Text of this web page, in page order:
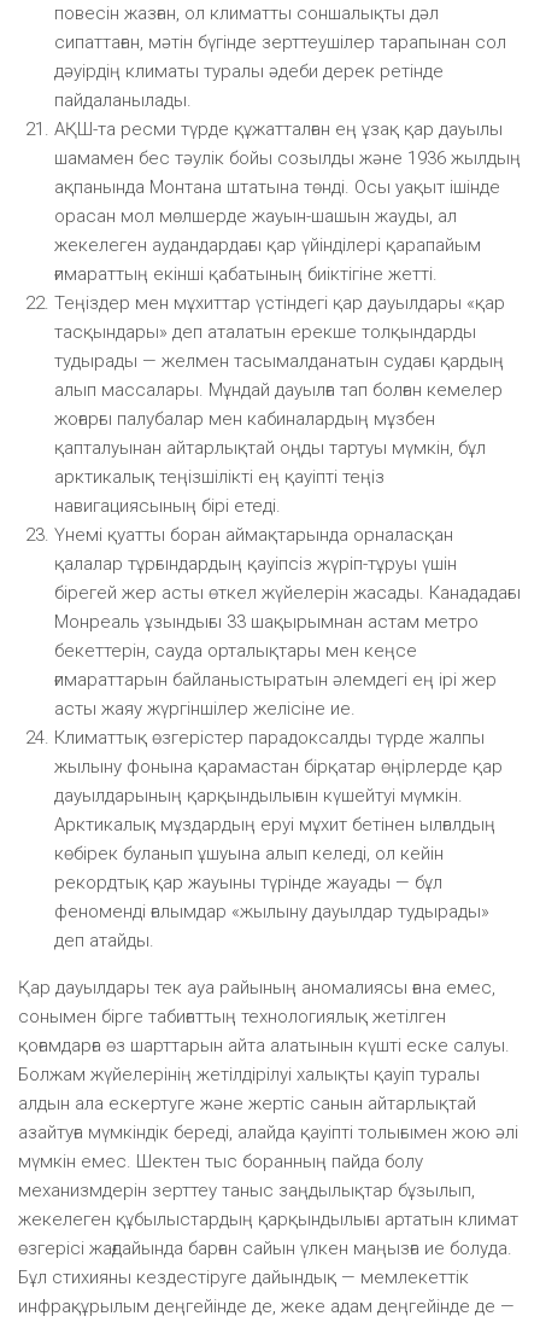
повесін жазған, ол климатты соншалықты дәл
сипаттаған, мәтін бүгінде зерттеушілер тарапынан сол
дәуірдің климаты туралы әдеби дерек ретінде
пайдаланылады.
АҚШ-та ресми түрде құжатталған ең ұзақ қар дауылы
шамамен бес тәулік бойы созылды және 1936 жылдың
ақпанында Монтана штатына төнді. Осы уақыт ішінде
орасан мол мөлшерде жауын-шашын жауды, ал
жекелеген аудандардағы қар үйінділері қарапайым
ғимараттың екінші қабатының биіктігіне жетті.
Теңіздер мен мұхиттар үстіндегі қар дауылдары «қар
тасқындары» деп аталатын ерекше толқындарды
тудырады — желмен тасымалданатын судағы қардың
алып массалары. Мұндай дауылға тап болған кемелер
жоғарғы палубалар мен кабиналардың мұзбен
қапталуынан айтарлықтай оңды тартуы мүмкін, бұл
арктикалық теңізшілікті ең қауіпті теңіз
навигациясының бірі етеді.
Үнемі қуатты боран аймақтарында орналасқан
қалалар тұрғындардың қауіпсіз жүріп-тұруы үшін
бірегей жер асты өткел жүйелерін жасады. Канададағы
Монреаль ұзындығы 33 шақырымнан астам метро
бекеттерін, сауда орталықтары мен кеңсе
ғимараттарын байланыстыратын әлемдегі ең ірі жер
асты жаяу жүргіншілер желісіне ие.
Климаттық өзгерістер парадоксалды түрде жалпы
жылыну фонына қарамастан бірқатар өңірлерде қар
дауылдарының қарқындылығын күшейтуі мүмкін.
Арктикалық мұздардың еруі мұхит бетінен ылғалдың
көбірек буланып ұшуына алып келеді, ол кейін
рекордтық қар жауыны түрінде жауады — бұл
феноменді ғалымдар «жылыну дауылдар тудырады»
деп атайды.
Қар дауылдары тек ауа райының аномалиясы ғана емес,
сонымен бірге табиғаттың технологиялық жетілген
қоғамдарға өз шарттарын айта алатынын күшті еске салуы.
Болжам жүйелерінің жетілдірілуі халықты қауіп туралы
алдын ала ескертуге және жертіс санын айтарлықтай
азайтуға мүмкіндік береді, алайда қауіпті толығымен жою әлі
мүмкін емес. Шектен тыс боранның пайда болу
механизмдерін зерттеу таныс заңдылықтар бұзылып,
жекелеген құбылыстардың қарқындылығы артатын климат
өзгерісі жағдайында барған сайын үлкен маңызға ие болуда.
Бұл стихияны кездестіруге дайындық — мемлекеттік
инфрақұрылым деңгейінде де, жеке адам деңгейінде де —